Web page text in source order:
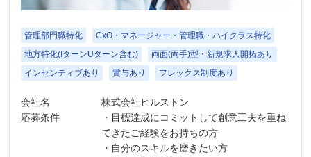
管理部門職特化
CxO・マネージャー・管理職・ハイクラス特化
地方特化(IターンUターン含む)
両面(両手)型・新規求人開拓あり
インセンティブあり
賞与あり フレックス制度あり
会社名
株式会社ヒルストン
応募条件
・目標達成にコミットして創意工夫を重ね
てきたご経験をお持ちの方
・自分のスキルを磨きたい方